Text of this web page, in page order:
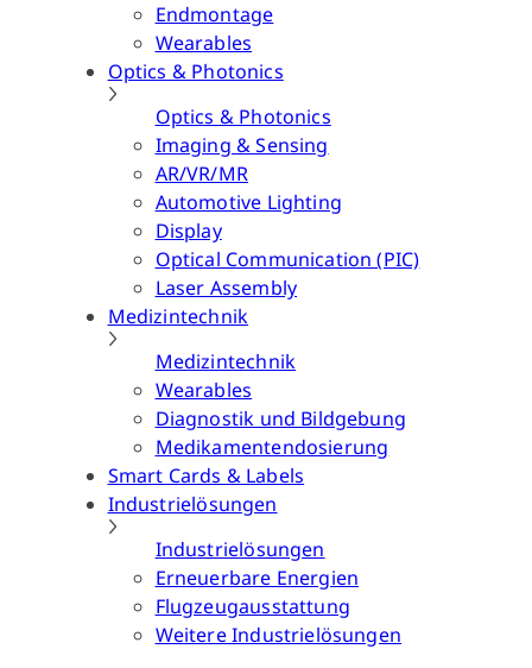
Endmontage
Wearables
Optics & Photonics
Optics & Photonics
Imaging & Sensing
AR/VR/MR
Automotive Lighting
Display
Optical Communication (PIC)
Laser Assembly
Medizintechnik
Medizintechnik
Wearables
Diagnostik und Bildgebung
Medikamentendosierung
Smart Cards & Labels
Industrielösungen
Industrielösungen
Erneuerbare Energien
Flugzeugausstattung
Weitere Industrielösungen